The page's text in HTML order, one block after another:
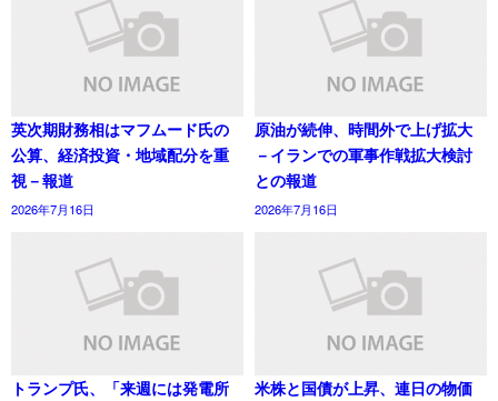
英次期財務相はマフムード氏の
公算、経済投資・地域配分を重
視－報道
2026年7月16日
原油が続伸、時間外で上げ拡大
－イランでの軍事作戦拡大検討
との報道
2026年7月16日
トランプ氏、「来週には発電所
米株と国債が上昇、連日の物価